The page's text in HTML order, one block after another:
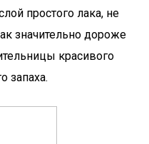
простого лака, не
значительно дороже
красивого
запаха.